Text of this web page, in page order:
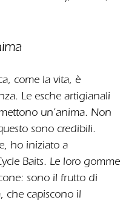
come la vita, è
Le esche artigianali
un’anima. Non
sono credibili.
ho iniziato a
Baits. Le loro gomme
sono il frutto di
che capiscono il